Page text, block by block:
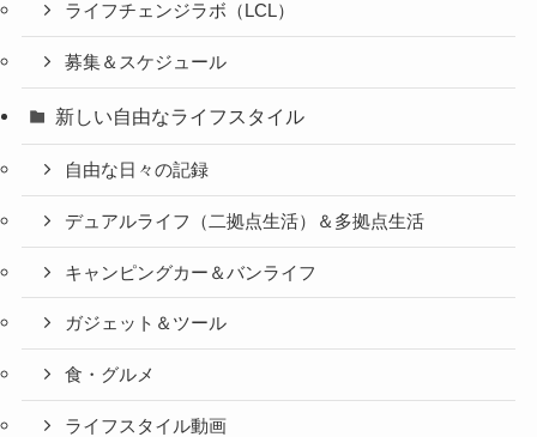
ライフチェンジラボ（LCL）
募集＆スケジュール
新しい自由なライフスタイル
自由な日々の記録
デュアルライフ（二拠点生活）＆多拠点生活
キャンピングカー＆バンライフ
ガジェット＆ツール
食・グルメ
ライフスタイル動画